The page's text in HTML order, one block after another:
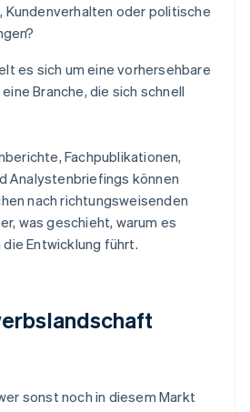
Kundenverhalten oder politische
es sich um eine vorhersehbare
Branche, die sich schnell
Fachpublikationen,
Analystenbriefings können
nach richtungsweisenden
was geschieht, warum es
Entwicklung führt.
sonst noch in diesem Markt